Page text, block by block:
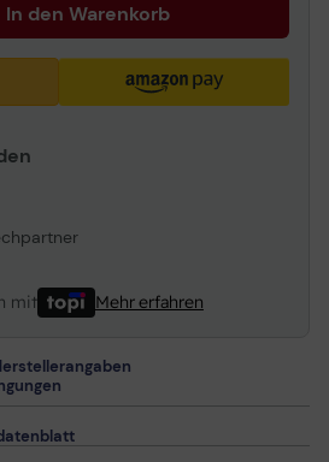
In den Warenkorb
mit Mehr erfahren